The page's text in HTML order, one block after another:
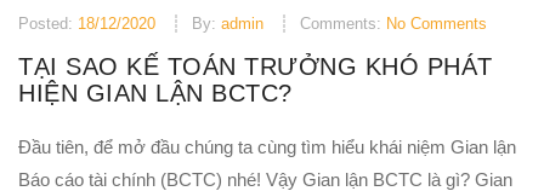
Posted: 18/12/2020 By: admin Comments: No Comments
TẠI SAO KẾ TOÁN TRƯỞNG KHÓ PHÁT
HIỆN GIAN LẬN BCTC?
Đầu tiên, để mở đầu chúng ta cùng tìm hiểu khái niệm Gian lận
Báo cáo tài chính (BCTC) nhé! Vậy Gian lận BCTC là gì? Gian